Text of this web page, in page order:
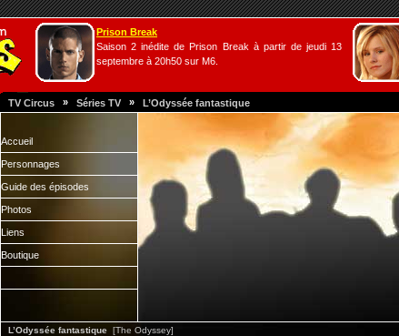
Prison Break
Saison 2 inédite de Prison Break à partir de jeudi 13
septembre à 20h50 sur M6.
TV Circus » Séries TV » L’Odyssée fantastique
Accueil
Personnages
Guide des épisodes
Photos
Liens
Boutique
L’Odyssée fantastique [The Odyssey]